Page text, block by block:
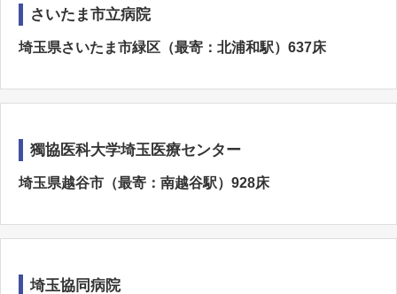
さいたま市立病院
埼玉県さいたま市緑区（最寄：北浦和駅）637床
獨協医科大学埼玉医療センター
埼玉県越谷市（最寄：南越谷駅）928床
埼玉協同病院